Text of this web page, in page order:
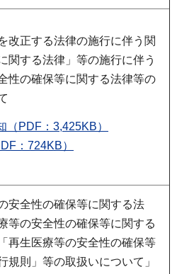
改正する法律の施行に伴う関
関する法律」等の施行に伴う
性の確保等に関する法律等の
（PDF：3,425KB）
：724KB）
安全性の確保等に関する法
等の安全性の確保等に関する
再生医療等の安全性の確保等
規則」等の取扱いについて」